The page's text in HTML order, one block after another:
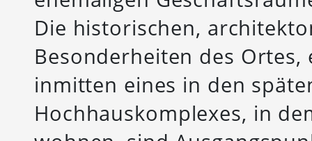
Die historischen,
Besonderheiten des
inmitten eines in den
Hochhauskomplexes, in